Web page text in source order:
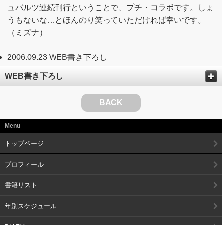
ュバルツ連続刊行ということで、プチ・コラボです。しょ
うもないな…とほんのり笑っていただければ幸いです。
（ミズナ）
2006.09.23 WEB書き下ろし
WEB書き下ろし
BACK
Menu
トップページ
プロフィール
書籍リスト
年別スケジュール